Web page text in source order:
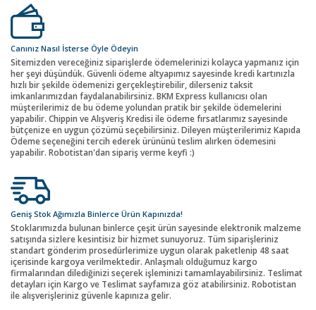
Canınız Nasıl İsterse Öyle Ödeyin
Sitemizden vereceğiniz siparişlerde ödemelerinizi kolayca yapmanız için
her şeyi düşündük. Güvenli ödeme altyapımız sayesinde kredi kartınızla
hızlı bir şekilde ödemenizi gerçekleştirebilir, dilerseniz taksit
imkanlarımızdan faydalanabilirsiniz. BKM Express kullanıcısı olan
müşterilerimiz de bu ödeme yolundan pratik bir şekilde ödemelerini
yapabilir. Chippin ve Alışveriş Kredisi ile ödeme fırsatlarımız sayesinde
bütçenize en uygun çözümü seçebilirsiniz. Dileyen müşterilerimiz Kapıda
Ödeme seçeneğini tercih ederek ürününü teslim alırken ödemesini
yapabilir. Robotistan'dan sipariş verme keyfi :)
Geniş Stok Ağımızla Binlerce Ürün Kapınızda!
Stoklarımızda bulunan binlerce çeşit ürün sayesinde elektronik malzeme
satışında sizlere kesintisiz bir hizmet sunuyoruz. Tüm siparişleriniz
standart gönderim prosedürlerimize uygun olarak paketlenip 48 saat
içerisinde kargoya verilmektedir. Anlaşmalı olduğumuz kargo
firmalarından dilediğinizi seçerek işleminizi tamamlayabilirsiniz. Teslimat
detayları için Kargo ve Teslimat sayfamıza göz atabilirsiniz. Robotistan
ile alışverişleriniz güvenle kapınıza gelir.